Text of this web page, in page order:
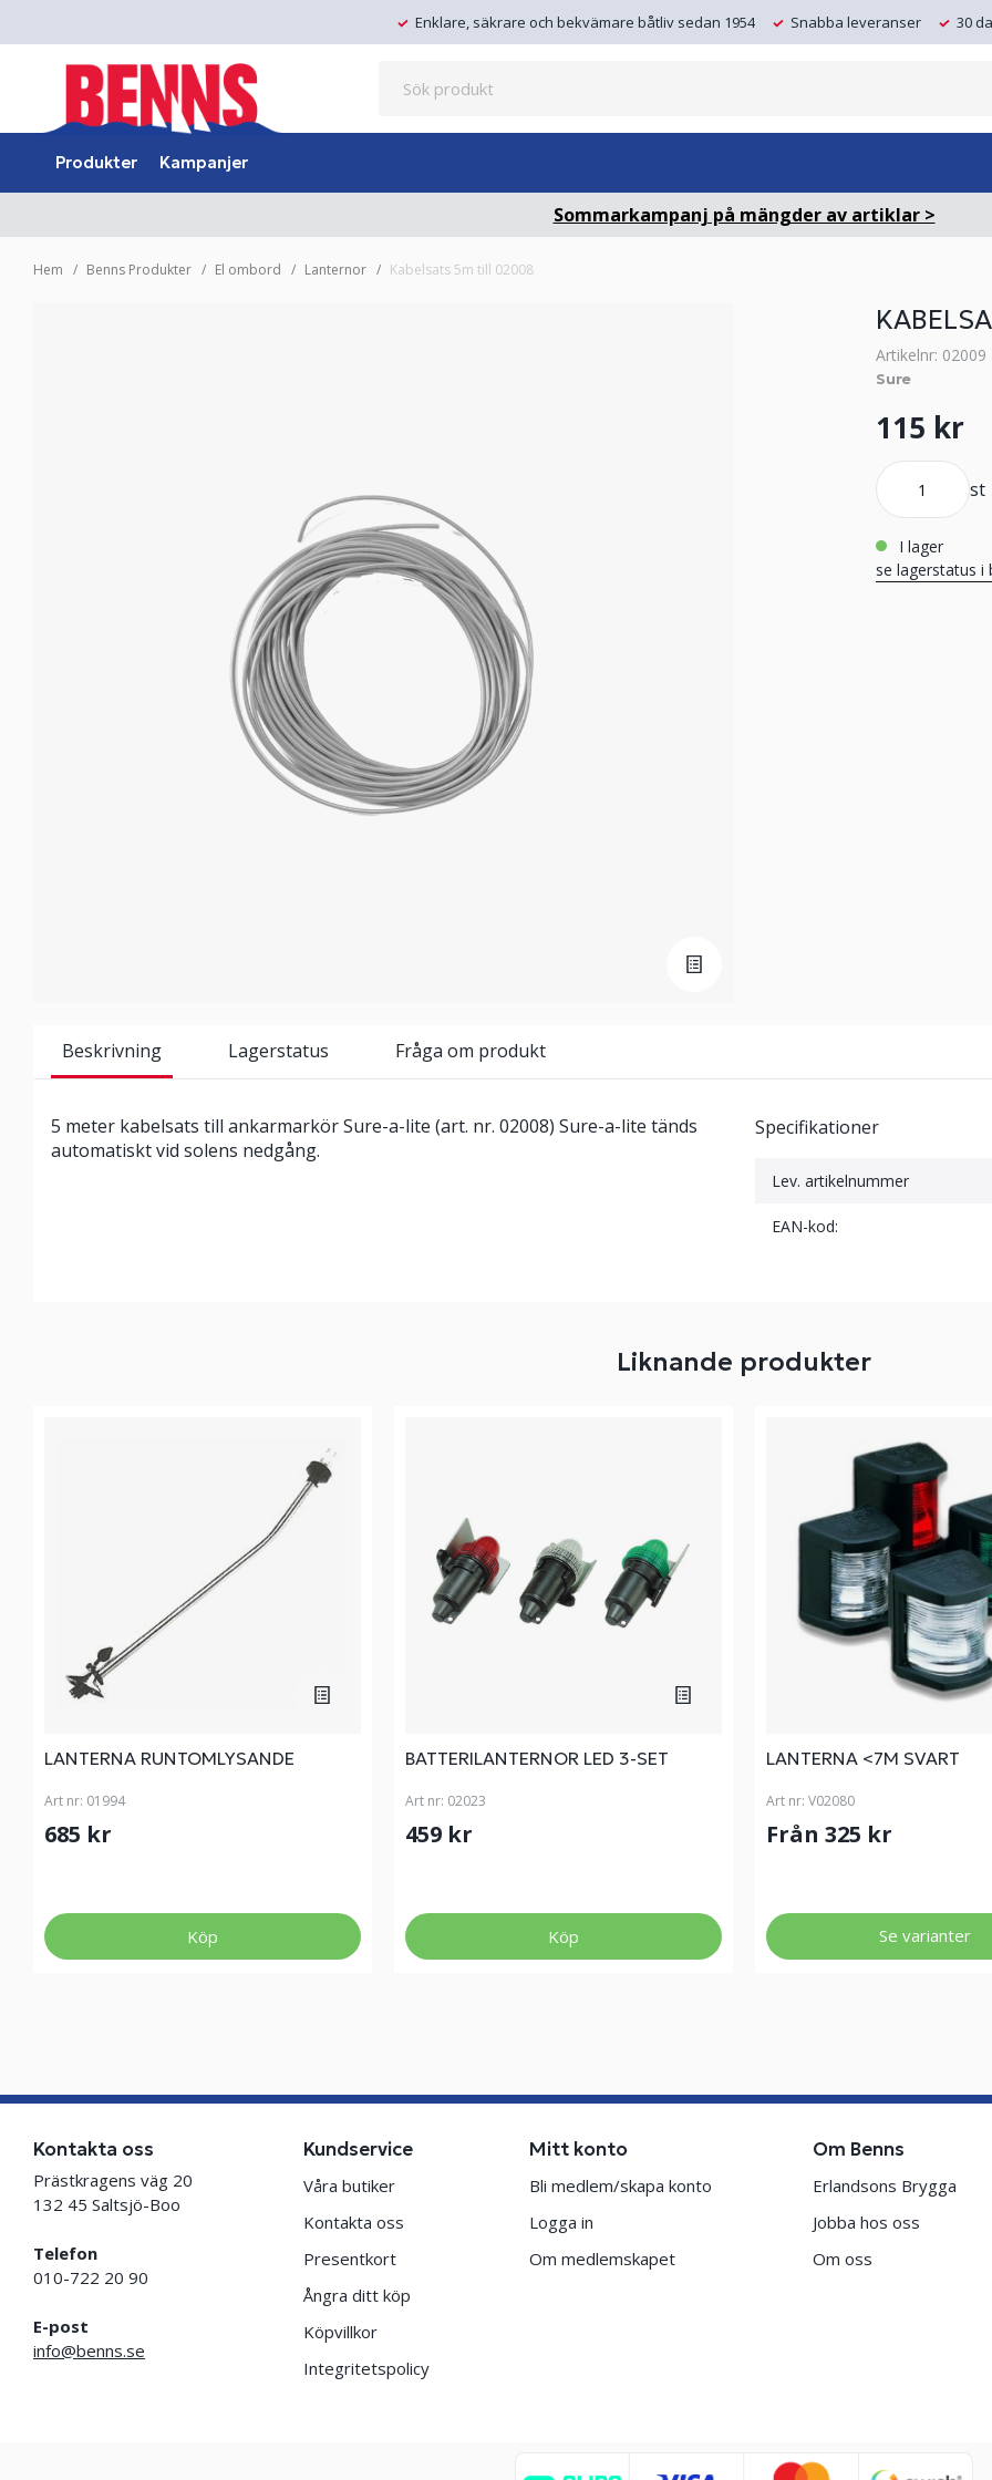
Enklare, säkrare och bekvämare båtliv sedan 1954 Snabba leveranser 30
Produkter Kampanjer
Sommarkampanj på mängder av artiklar >
Hem Benns Produkter El ombord Lanternor Kabelsats 5m till 02008
Artikelnr: 02009
Sure
115 kr
st
i lager
se lagerstatus i
Beskrivning Lagerstatus Fråga om produkt
5 meter kabelsats till ankarmarkör Sure-a-lite (art. nr. 02008) Sure-a-lite tänds
automatiskt vid solens nedgång.
Specifikationer
Lev. artikelnummer
EAN-kod:
Liknande produkter
LANTERNA RUNTOMLYSANDE
Art nr: 01994
685 kr
Köp
BATTERILANTERNOR LED 3-SET
Art nr: 02023
459 kr
Köp
LANTERNA <7M SVART
Art nr: V02080
Från 325 kr
Se varianter
Kontakta oss
Prästkragens väg 20
132 45 Saltsjö-Boo
Telefon
010-722 20 90
E-post
info@benns.se
Kundservice
Våra butiker
Kontakta oss
Presentkort
Ångra ditt köp
Köpvillkor
Integritetspolicy
Mitt konto
Bli medlem/skapa konto
Logga in
Om medlemskapet
Om Benns
Erlandsons Brygga
Jobba hos oss
Om oss